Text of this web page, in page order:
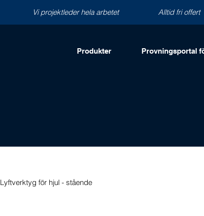
Vi projektleder hela arbetet Alltid fri offert
Produkter Provningsportal
Lyftverktyg för hjul - stående